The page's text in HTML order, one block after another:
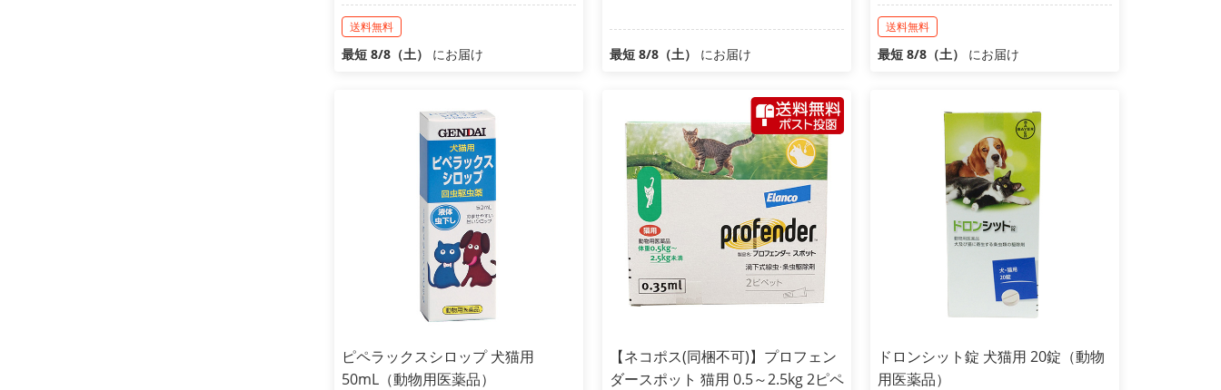
送料無料
最短 8/8（土） にお届け 最短 8/8（土） にお届け
送料無料
最短 8/8（土） にお届け
ピペラックスシロップ 犬猫用
50mL（動物用医薬品）
【ネコポス(同梱不可)】プロフェン
ダースポット 猫用 0.5～2.5kg 2ピペ
ドロンシット錠 犬猫用 20錠（動物
用医薬品）